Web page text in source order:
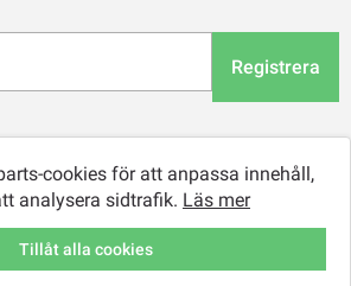
Registrera
cookies för att anpassa innehåll,
analysera sidtrafik. Läs mer
Tillåt alla cookies